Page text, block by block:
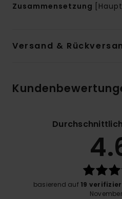
Zusammensetzung
Versand &
basierend auf 19